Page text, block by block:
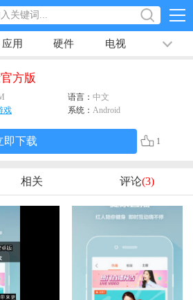
应用 硬件 电视 排行榜
官方版
语言： 中文
戏 系统： Android
即下载 1
相关 评论(3)